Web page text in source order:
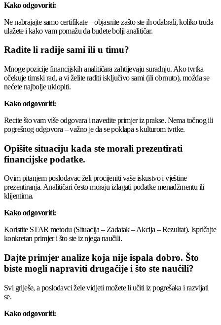
Kako odgovoriti:
Ne nabrajajte samo certifikate – objasnite zašto ste ih odabrali, koliko truda
ulažete i kako vam pomažu da budete bolji analitičar.
Radite li radije sami ili u timu?
Mnoge pozicije financijskih analitičara zahtijevaju suradnju. Ako tvrtka
očekuje timski rad, a vi želite raditi isključivo sami (ili obrnuto), možda se
nećete najbolje uklopiti.
Kako odgovoriti:
Recite što vam više odgovara i navedite primjer iz prakse. Nema točnog ili
pogrešnog odgovora – važno je da se poklapa s kulturom tvrtke.
Opišite situaciju kada ste morali prezentirati
financijske podatke.
Ovim pitanjem poslodavac želi procijeniti vaše iskustvo i vještine
prezentiranja. Analitičari često moraju izlagati podatke menadžmentu ili
klijentima.
Kako odgovoriti:
Koristite STAR metodu (Situacija – Zadatak – Akcija – Rezultat). Ispričajte
konkretan primjer i što ste iz njega naučili.
Dajte primjer analize koja nije ispala dobro. Što
biste mogli napraviti drugačije i što ste naučili?
Svi griješe, a poslodavci žele vidjeti možete li učiti iz pogrešaka i razvijati
se.
Kako odgovoriti: